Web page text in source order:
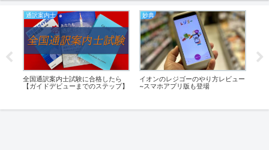
妙典
まいばすけっと妙典駅店オープン
2021年10月29日（金）【開店情
英検
英検の準会場で個人受験する～会場
探しと申し込み方法【注意点あり】